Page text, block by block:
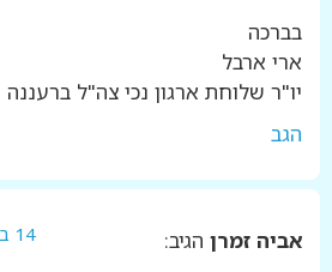
בברכה
ארי ארבל
יו"ר שלוחת ארגון נכי צה"ל ברעננה
הגב
אביה זמרן הגיב: 14 ביולי 2016 בשעה 10:58